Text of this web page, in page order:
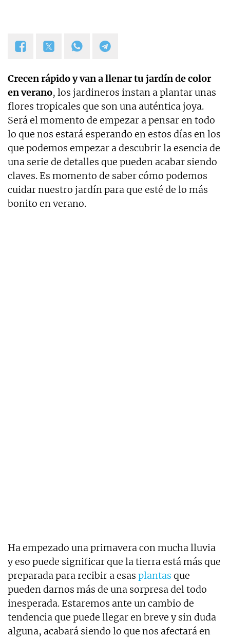
Crecen rápido y van a llenar tu jardín de color
en verano, los jardineros instan a plantar unas
flores tropicales que son una auténtica joya.
Será el momento de empezar a pensar en todo
lo que nos estará esperando en estos días en los
que podemos empezar a descubrir la esencia de
una serie de detalles que pueden acabar siendo
claves. Es momento de saber cómo podemos
cuidar nuestro jardín para que esté de lo más
bonito en verano.
Ha empezado una primavera con mucha lluvia
y eso puede significar que la tierra está más que
preparada para recibir a esas plantas que
pueden darnos más de una sorpresa del todo
inesperada. Estaremos ante un cambio de
tendencia que puede llegar en breve y sin duda
alguna, acabará siendo lo que nos afectará en